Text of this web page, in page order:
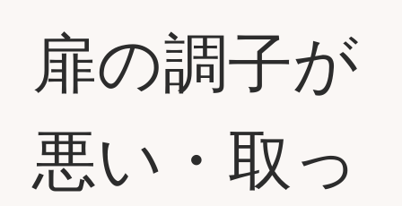
扉の調子が
悪い・取っ